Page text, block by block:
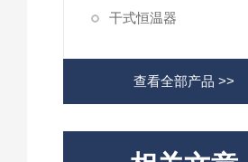
干式恒温器
查看全部产品 >>